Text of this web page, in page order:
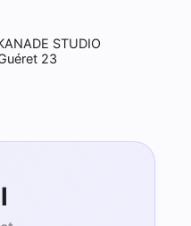
STUDIO
23